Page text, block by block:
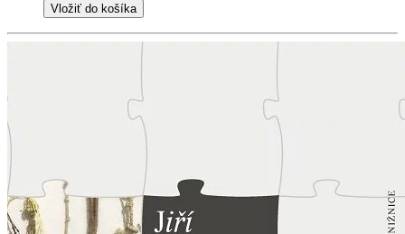
Vložiť do košíka